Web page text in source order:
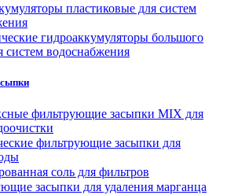
пластиковые для систем
гидроаккумуляторы большого
систем водоснабжения
фильтрующие засыпки MIX для
фильтрующие засыпки для
соль для фильтров
засыпки для удаления марганца